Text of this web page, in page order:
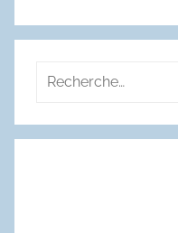
Recherche
: